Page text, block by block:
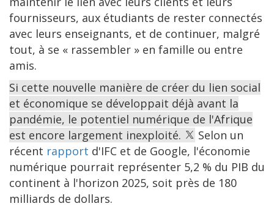
fournisseurs, aux étudiants de rester connectés
avec leurs enseignants, et de continuer, malgré
tout, à se « rassembler » en famille ou entre
amis.
Si cette nouvelle manière de créer du lien social
et économique se développait déjà avant la
pandémie, le potentiel numérique de l'Afrique
est encore largement inexploité.
Selon un
récent rapport d'IFC et de Google, l'économie
numérique pourrait représenter 5,2 % du PIB du
continent à l'horizon 2025, soit près de 180
milliards de dollars.